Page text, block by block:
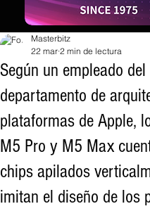
Según un empleado del
departamento de
plataformas de Apple,
M5 Pro y M5 Max
chips apilados
imitan el diseño de los
Masterbitz
22 mar 2 min de lectura